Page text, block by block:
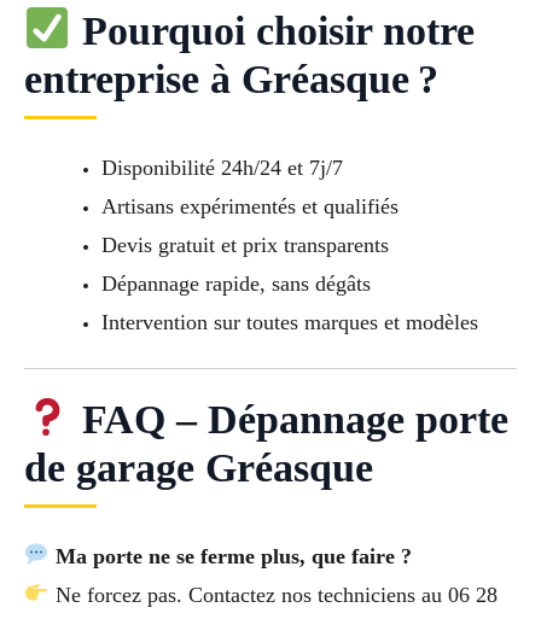
Pourquoi choisir notre
entreprise à Gréasque ?
Disponibilité 24h/24 et 7j/7
Artisans expérimentés et qualifiés
Devis gratuit et prix transparents
Dépannage rapide, sans dégâts
Intervention sur toutes marques et modèles
FAQ – Dépannage porte
de garage Gréasque
Ma porte ne se ferme plus, que faire ?
Ne forcez pas. Contactez nos techniciens au 06 28